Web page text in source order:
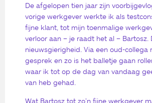
De afgelopen tien jaar zijn
vorige werkgever werkte ik als
fijne klant, tot mijn toenmalige
verloor aan – je raadt het al – Bartosz.
nieuwsgierigheid. Via een oud-collega
gesprek en zo is het balletje gaan
waar ik tot op de dag van vandaag
van heb gehad.
Wat Bartosz tot zo’n fijne werkgever